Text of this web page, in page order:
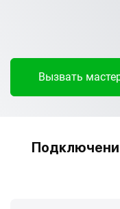
Вызвать